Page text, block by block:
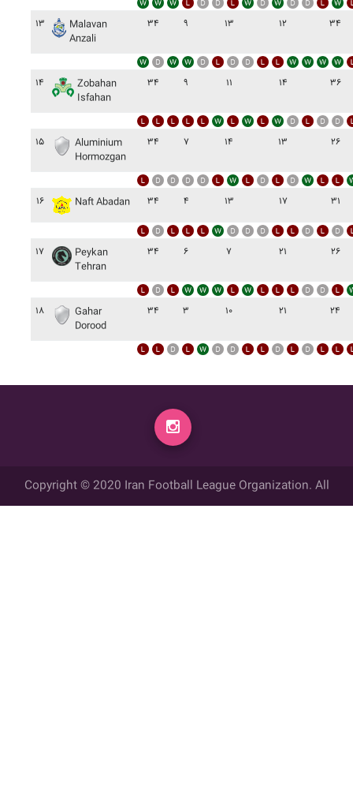
۱۳
Malavan
Anzali
۳۴ ۹ ۱۳ ۱۲ ۳۴
۱۴
Zobahan
Isfahan
۳۴ ۹ ۱۱ ۱۴ ۳۶
۱۵
Aluminium
Hormozgan
۳۴ ۷ ۱۴ ۱۳ ۲۶
۱۶ Naft Abadan ۳۴ ۴ ۱۳ ۱۷ ۳۱
۱۷
Peykan
Tehran
۳۴ ۶ ۷ ۲۱ ۲۶
۱۸
Gahar
Dorood
۳۴ ۳ ۱۰ ۲۱ ۲۴
Copyright © 2020 Iran Football League Organization. All